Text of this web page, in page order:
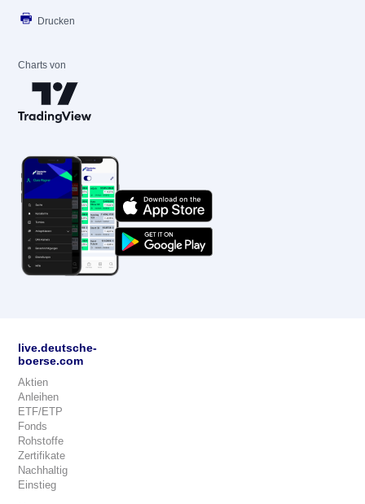
Drucken
Charts von
live.deutsche-
boerse.com
Aktien
Anleihen
ETF/ETP
Fonds
Rohstoffe
Zertifikate
Nachhaltig
Einstieg